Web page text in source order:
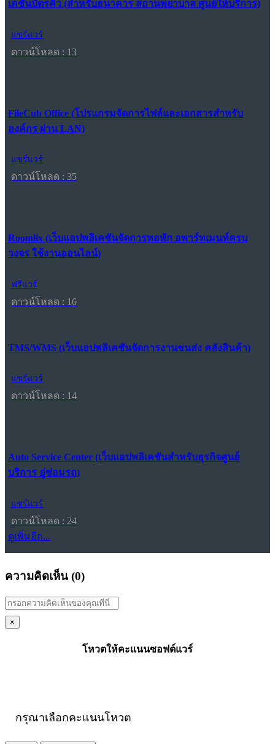
เคชันบัตรคิว (สำหรับธนาคาร สถานพยาบาล ศูนย์ให้บริการ)
แชร์แวร์
ดาวน์โหลด : 13
FileCub Office (โปรแกรมจัดการไฟล์และเอกสารสำหรับ
องค์กร ผ่าน LAN)
แชร์แวร์
ดาวน์โหลด : 35
Roomlix (เว็บแอปพลิเคชันจัดการหอพัก อพาร์ทเมนท์ครบ
วงจร ใช้งานออนไลน์)
ฟรีแวร์
ดาวน์โหลด : 16
TMS/WMS (เว็บแอปพลิเคชันจัดการงานขนส่ง คลังสินค้า)
แชร์แวร์
ดาวน์โหลด : 14
Auto Service Center (เว็บแอปพลิเคชันสำหรับธุรกิจศูนย์
บริการ อู่ซ่อมรถ)
แชร์แวร์
ดาวน์โหลด : 24
ดูเพิ่มอีก...
ความคิดเห็น (0)
×
โหวตให้คะแนนซอฟต์แวร์
กรุณาเลือกคะแนนโหวต